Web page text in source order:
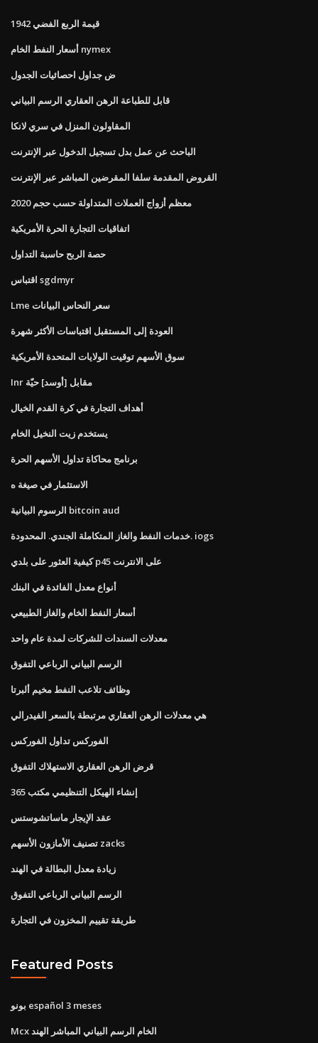
قيمة الربع الفضي 1942
أسعار النفط الخام nymex
ض جداول احصائيات الجدول
قابل للطباعة الرهن العقاري الرسم البياني
المقاولون المنزل في سري لانكا
الباحث عن عمل بدل تسجيل الدخول عبر الإنترنت
القروض المقدمة سلفا المقرضين المباشر عبر الإنترنت
معظم أزواج العملات المتداولة حسب حجم 2020
اتفاقيات التجارة الحرة الأمريكية
حصة الربح حاسبة التداول
اقتباس sgdmyr
Lme سعر النحاس البيانات
العودة إلى المستقبل اقتباسات الأكثر شهرة
سوق الأسهم توقيت الولايات المتحدة الأمريكية
Inr مقابل [أوسد] حيّة
أهداف التجارة في كرة القدم الخيال
يستخدم زيت النخيل الخام
برنامج محاكاة تداول الأسهم الحرة
الاستثمار في صيغة ه
الرسوم البيانية bitcoin aud
خدمات النفط والغاز المتكاملة الجندي. المحدودة. iogs
كيفية العثور على بلدي p45 على الانترنت
أنواع معدل الفائدة في البنك
أسعار النفط الخام والغاز الطبيعي
معدلات السندات للشركات لمدة عام واحد
الرسم البياني الرباعي التفوق
وظائف تلاعب النفط مخيم ألبرتا
هي معدلات الرهن العقاري مرتبطة بالسعر الفيدرالي
الفوركس تداول الفوركس
قرض الرهن العقاري الاستهلاك التفوق
إنشاء الهيكل التنظيمي مكتب 365
عقد الإيجار ماساتشوستس
تصنيف الأمازون الأسهم zacks
زيادة معدل البطالة في الهند
الرسم البياني الرباعي التفوق
طريقة تقييم المخزون في التجارة
Featured Posts
بونو español 3 meses
Mcx الخام الرسم البياني المباشر الهند